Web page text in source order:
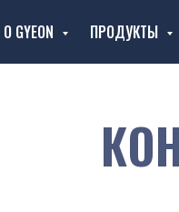
О GYEON ПРОДУКТЫ